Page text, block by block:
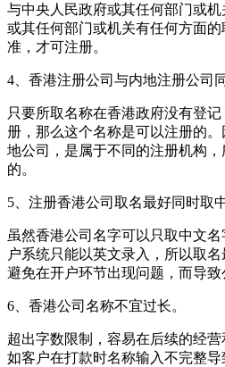
与中央人民政府或其任何部门或
或其任何部门或机关有任何方面
准，才可注册。
4、香港注册公司与内地注册公司
只要所取名称在香港政府没有登
册，那么这个名称是可以注册的
地公司，是属于不同的注册机构
的。
5、注册香港公司取名最好同时取
虽然香港公司名字可以只取中文
户系统只能以英文录入，所以取
避免在开户环节出现问题，而导致
6、香港公司名称不宜过长。
超出字数限制，容易在后续的经营
如客户在打款时名称输入不完整导